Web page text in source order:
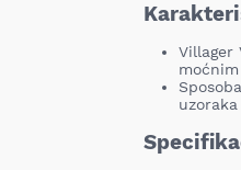
Villager